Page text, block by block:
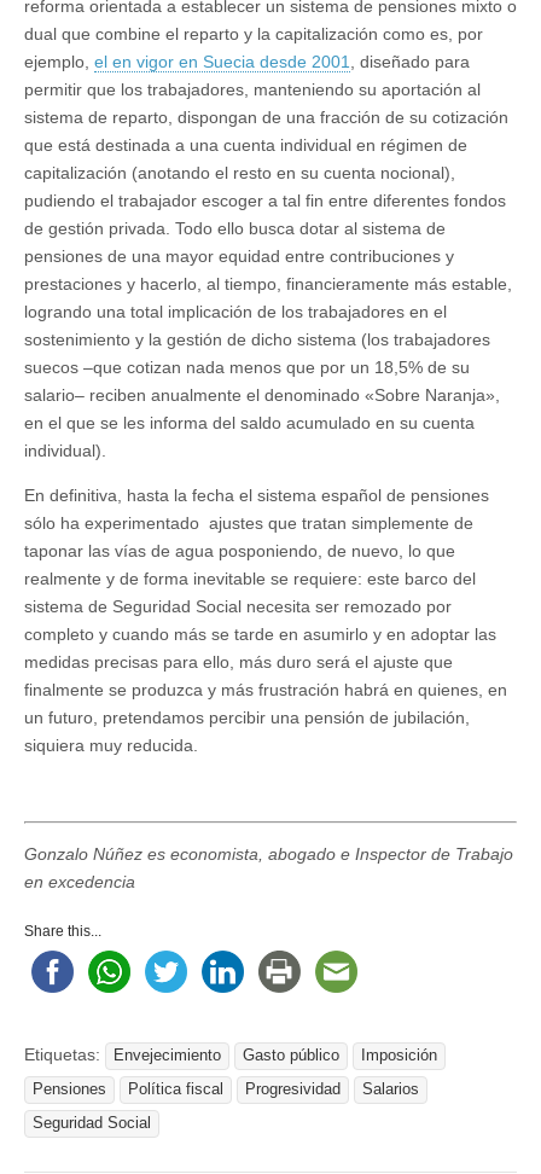
reforma orientada a establecer un sistema de pensiones mixto o
dual que combine el reparto y la capitalización como es, por
ejemplo, el en vigor en Suecia desde 2001, diseñado para
permitir que los trabajadores, manteniendo su aportación al
sistema de reparto, dispongan de una fracción de su cotización
que está destinada a una cuenta individual en régimen de
capitalización (anotando el resto en su cuenta nocional),
pudiendo el trabajador escoger a tal fin entre diferentes fondos
de gestión privada. Todo ello busca dotar al sistema de
pensiones de una mayor equidad entre contribuciones y
prestaciones y hacerlo, al tiempo, financieramente más estable,
logrando una total implicación de los trabajadores en el
sostenimiento y la gestión de dicho sistema (los trabajadores
suecos –que cotizan nada menos que por un 18,5% de su
salario– reciben anualmente el denominado «Sobre Naranja»,
en el que se les informa del saldo acumulado en su cuenta
individual).
En definitiva, hasta la fecha el sistema español de pensiones
sólo ha experimentado ajustes que tratan simplemente de
taponar las vías de agua posponiendo, de nuevo, lo que
realmente y de forma inevitable se requiere: este barco del
sistema de Seguridad Social necesita ser remozado por
completo y cuando más se tarde en asumirlo y en adoptar las
medidas precisas para ello, más duro será el ajuste que
finalmente se produzca y más frustración habrá en quienes, en
un futuro, pretendamos percibir una pensión de jubilación,
siquiera muy reducida.
Gonzalo Núñez es economista, abogado e Inspector de Trabajo
en excedencia
Share this...
Etiquetas: Envejecimiento Gasto público
Imposición
Pensiones
Política fiscal Progresividad
Salarios
Seguridad Social